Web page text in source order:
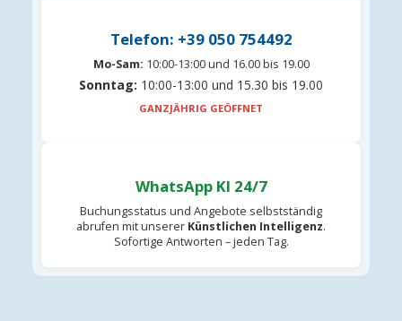
Telefon: +39 050 754492
Mo-Sam: 10:00-13:00 und 16.00 bis 19.00
Sonntag: 10:00-13:00 und 15.30 bis 19.00
GANZJÄHRIG GEÖFFNET
WhatsApp KI 24/7
Buchungsstatus und Angebote selbstständig
abrufen mit unserer Künstlichen Intelligenz.
Sofortige Antworten – jeden Tag.